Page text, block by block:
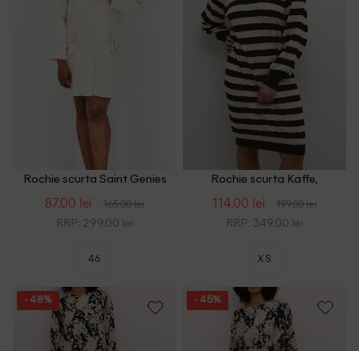
Rochie scurta Saint Genies
87.00 lei 165.00 lei
RRP: 299.00 lei
46
Rochie scurta Kaffe,
114.00 lei 199.00 lei
RRP: 349.00 lei
XS
- 48% - 45%